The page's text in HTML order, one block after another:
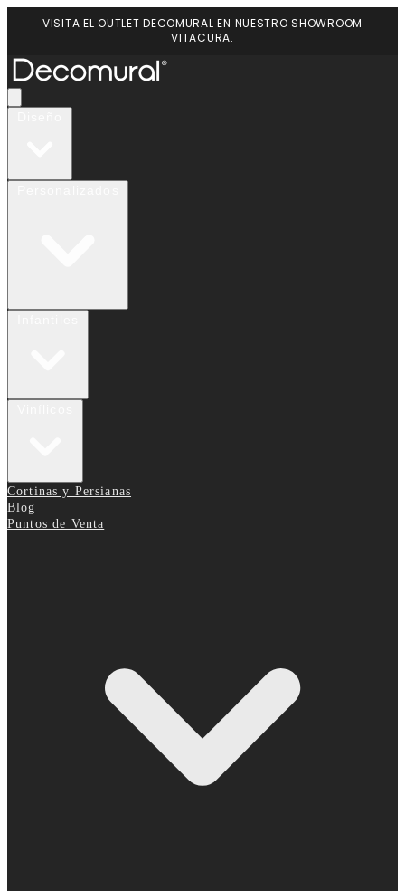
VISITA EL OUTLET DECOMURAL EN NUESTRO SHOWROOM
VITACURA.
Cortinas y Persianas
Blog
Puntos de Venta